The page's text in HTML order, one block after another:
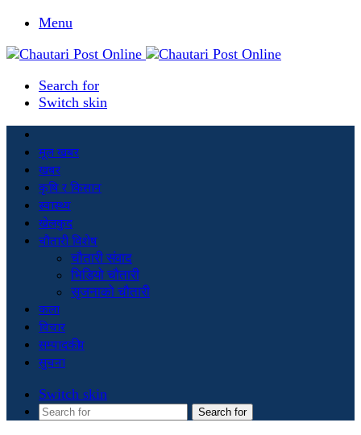
Menu
Search for
Switch skin
मूल खबर
खबर
कृषि र किसान
स्वास्थ्य
खेलकुद
चौतारी विशेष
चौतारी संवाद
भिडियो चौतारी
सृजनाको चौतारी
कला
विचार
सम्पादकीय
सुचना
Switch skin
Search for